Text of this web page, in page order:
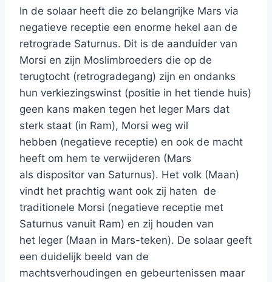
In de solaar heeft die zo belangrijke Mars via
negatieve receptie een enorme hekel aan de
retrograde Saturnus. Dit is de aanduider van
Morsi en zijn Moslimbroeders die op de
terugtocht (retrogradegang) zijn en ondanks
hun verkiezingswinst (positie in het tiende huis)
geen kans maken tegen het leger Mars dat
sterk staat (in Ram), Morsi weg wil
hebben (negatieve receptie) en ook de macht
heeft om hem te verwijderen (Mars
als dispositor van Saturnus). Het volk (Maan)
vindt het prachtig want ook zij haten de
traditionele Morsi (negatieve receptie met
Saturnus vanuit Ram) en zij houden van
het leger (Maan in Mars-teken). De solaar geeft
een duidelijk beeld van de
machtsverhoudingen en gebeurtenissen maar